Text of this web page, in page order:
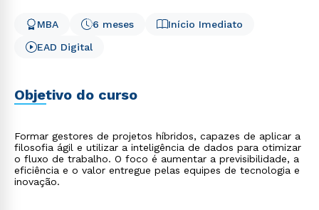
Início Imediato
6 meses
MBA
EAD Digital
Objetivo do curso
Formar gestores de projetos híbridos, capazes de aplicar a
filosofia ágil e utilizar a inteligência de dados para otimizar
o fluxo de trabalho. O foco é aumentar a previsibilidade, a
eficiência e o valor entregue pelas equipes de tecnologia e
inovação.